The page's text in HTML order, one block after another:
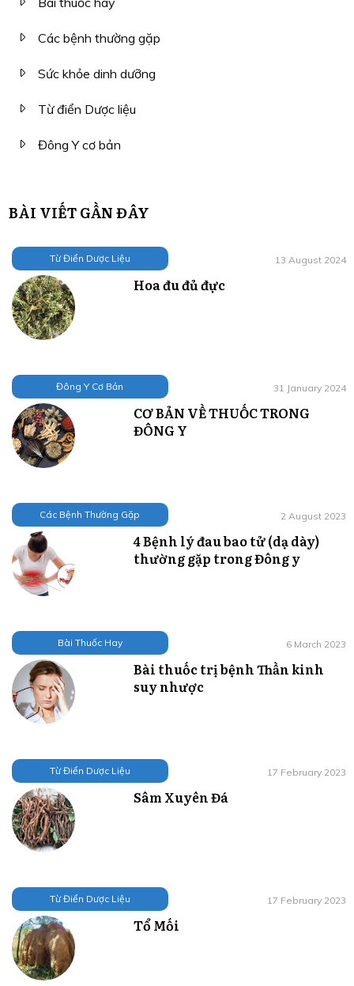
Các bệnh thường gặp
Sức khỏe dinh dưỡng
Từ điển Dược liệu
Đông Y cơ bản
BÀI VIẾT GẦN ĐÂY
Từ Điển Dược Liệu 13 August 2024
Hoa đu đủ đực
Đông Y Cơ Bản 31 January 2024
CƠ BẢN VỀ THUỐC TRONG
ĐÔNG Y
Các Bệnh Thường Gặp 2 August 2023
4 Bệnh lý đau bao tử (dạ dày)
thường gặp trong Đông y
Bài Thuốc Hay 6 March 2023
Bài thuốc trị bệnh Thần kinh
suy nhược
Từ Điển Dược Liệu 17 February 2023
Sâm Xuyên Đá
Từ Điển Dược Liệu 17 February 2023
Tổ Mối